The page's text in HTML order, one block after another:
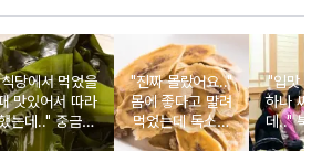
당에서 먹었을
맛있어서 따라
는데.." 중금속
다 빠질 줄 몰
"진짜 몰랐어요.."
몸에 좋다고 말려
먹었는데 독소를
먹고 있었던 의외
"입맛 없
하나 싸
데.." 북
외로 안